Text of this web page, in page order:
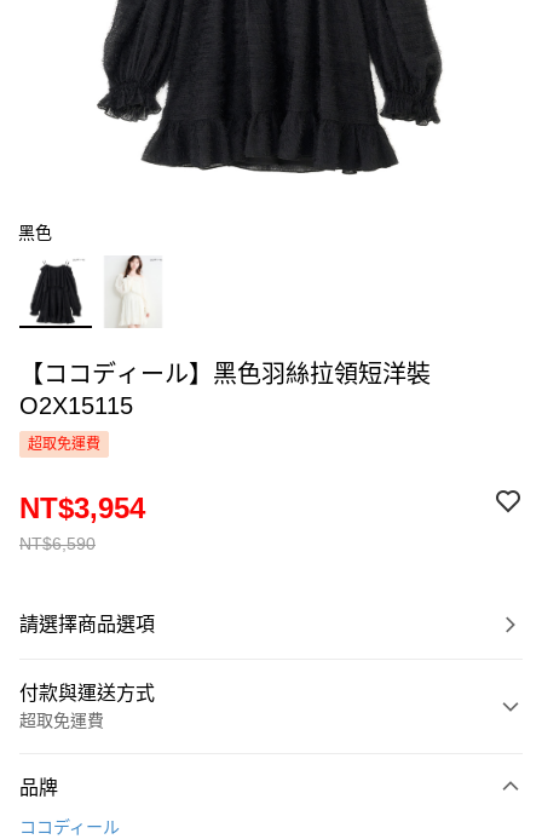
黑色
【ココディール】黑色羽絲拉領短洋裝
O2X15115
超取免運費
NT$6,590
NT$3,954
請選擇商品選項
付款與運送方式
超取免運費
信用卡一次付款
品牌
ココディール